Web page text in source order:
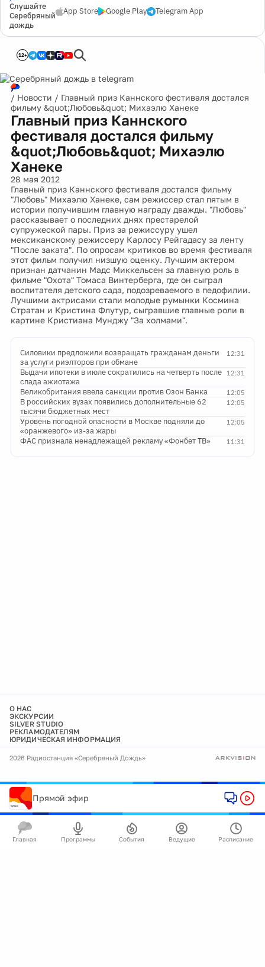
Слушайте
Серебряный
дождь
App Store Google Play Telegram App
12+
/ Новости / Главный приз Каннского фестиваля достался
фильму &quot;Любовь&quot; Михаэлю Ханеке
Главный приз Каннского
фестиваля достался фильму
&quot;Любовь&quot; Михаэлю
Ханеке
28 мая 2012
Главный приз Каннского фестиваля достался фильму
"Любовь" Михаэлю Ханеке, сам режиссер стал пятым в
истории получившим главную награду дважды. "Любовь"
рассказывает о последних днях престарелой
супружеской пары. Приз за режиссуру ушел
мексиканскому режиссеру Карлосу Рейгадасу за ленту
"После заката". По опросам критиков во время фестиваля
этот фильм получил низшую оценку. Лучшим актером
признан датчанин Мадс Миккельсен за главную роль в
фильме "Охота" Томаса Винтерберга, где он сыграл
воспитателя детского сада, подозреваемого в педофилии.
Лучшими актрисами стали молодые румынки Космина
Стратан и Кристина Флутур, сыгравшие главные роли в
картине Кристиана Мунджу "За холмами".
12:31
Силовики предложили возвращать гражданам деньги
за услуги риэлторов при обмане
12:31
Выдачи ипотеки в июле сократились на четверть после
спада ажиотажа
12:05
Великобритания ввела санкции против Озон Банка
12:05
В российских вузах появились дополнительные 62
тысячи бюджетных мест
12:05
Уровень погодной опасности в Москве подняли до
«оранжевого» из-за жары
11:31
ФАС признала ненадлежащей рекламу «Фонбет ТВ»
О НАС
ЭКСКУРСИИ
SILVER STUDIO
РЕКЛАМОДАТЕЛЯМ
ЮРИДИЧЕСКАЯ ИНФОРМАЦИЯ
2026 Радиостанция «Серебряный Дождь»
Прямой эфир
Главная Программы События Ведущие Расписание